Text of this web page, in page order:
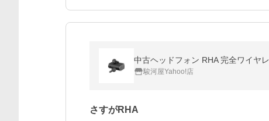
中古ヘッドフォン RHA 完全ワイヤ
駿河屋Yahoo!店
さすがRHA